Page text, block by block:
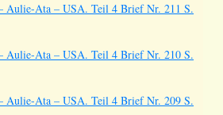
Aulie-Ata – USA. Teil 4 Brief Nr. 211 S.
Aulie-Ata – USA. Teil 4 Brief Nr. 210 S.
Aulie-Ata – USA. Teil 4 Brief Nr. 209 S.